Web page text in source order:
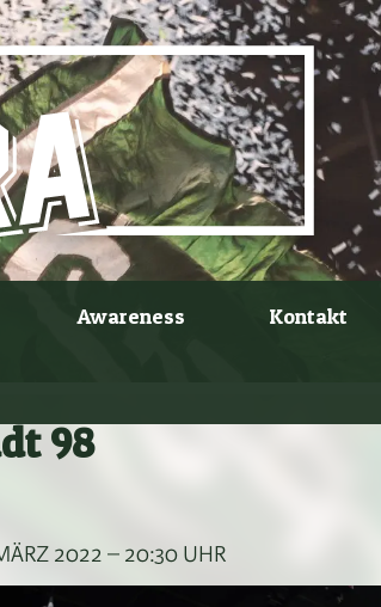
Awareness Kontakt
98
2022 – 20:30 UHR